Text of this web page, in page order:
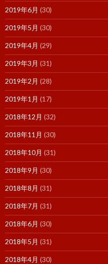
2019年6月 (30)
2019年5月 (30)
2019年4月 (29)
2019年3月 (31)
2019年2月 (28)
2019年1月 (17)
2018年12月 (32)
2018年11月 (30)
2018年10月 (31)
2018年9月 (30)
2018年8月 (31)
2018年7月 (31)
2018年6月 (30)
2018年5月 (31)
2018年4月 (30)